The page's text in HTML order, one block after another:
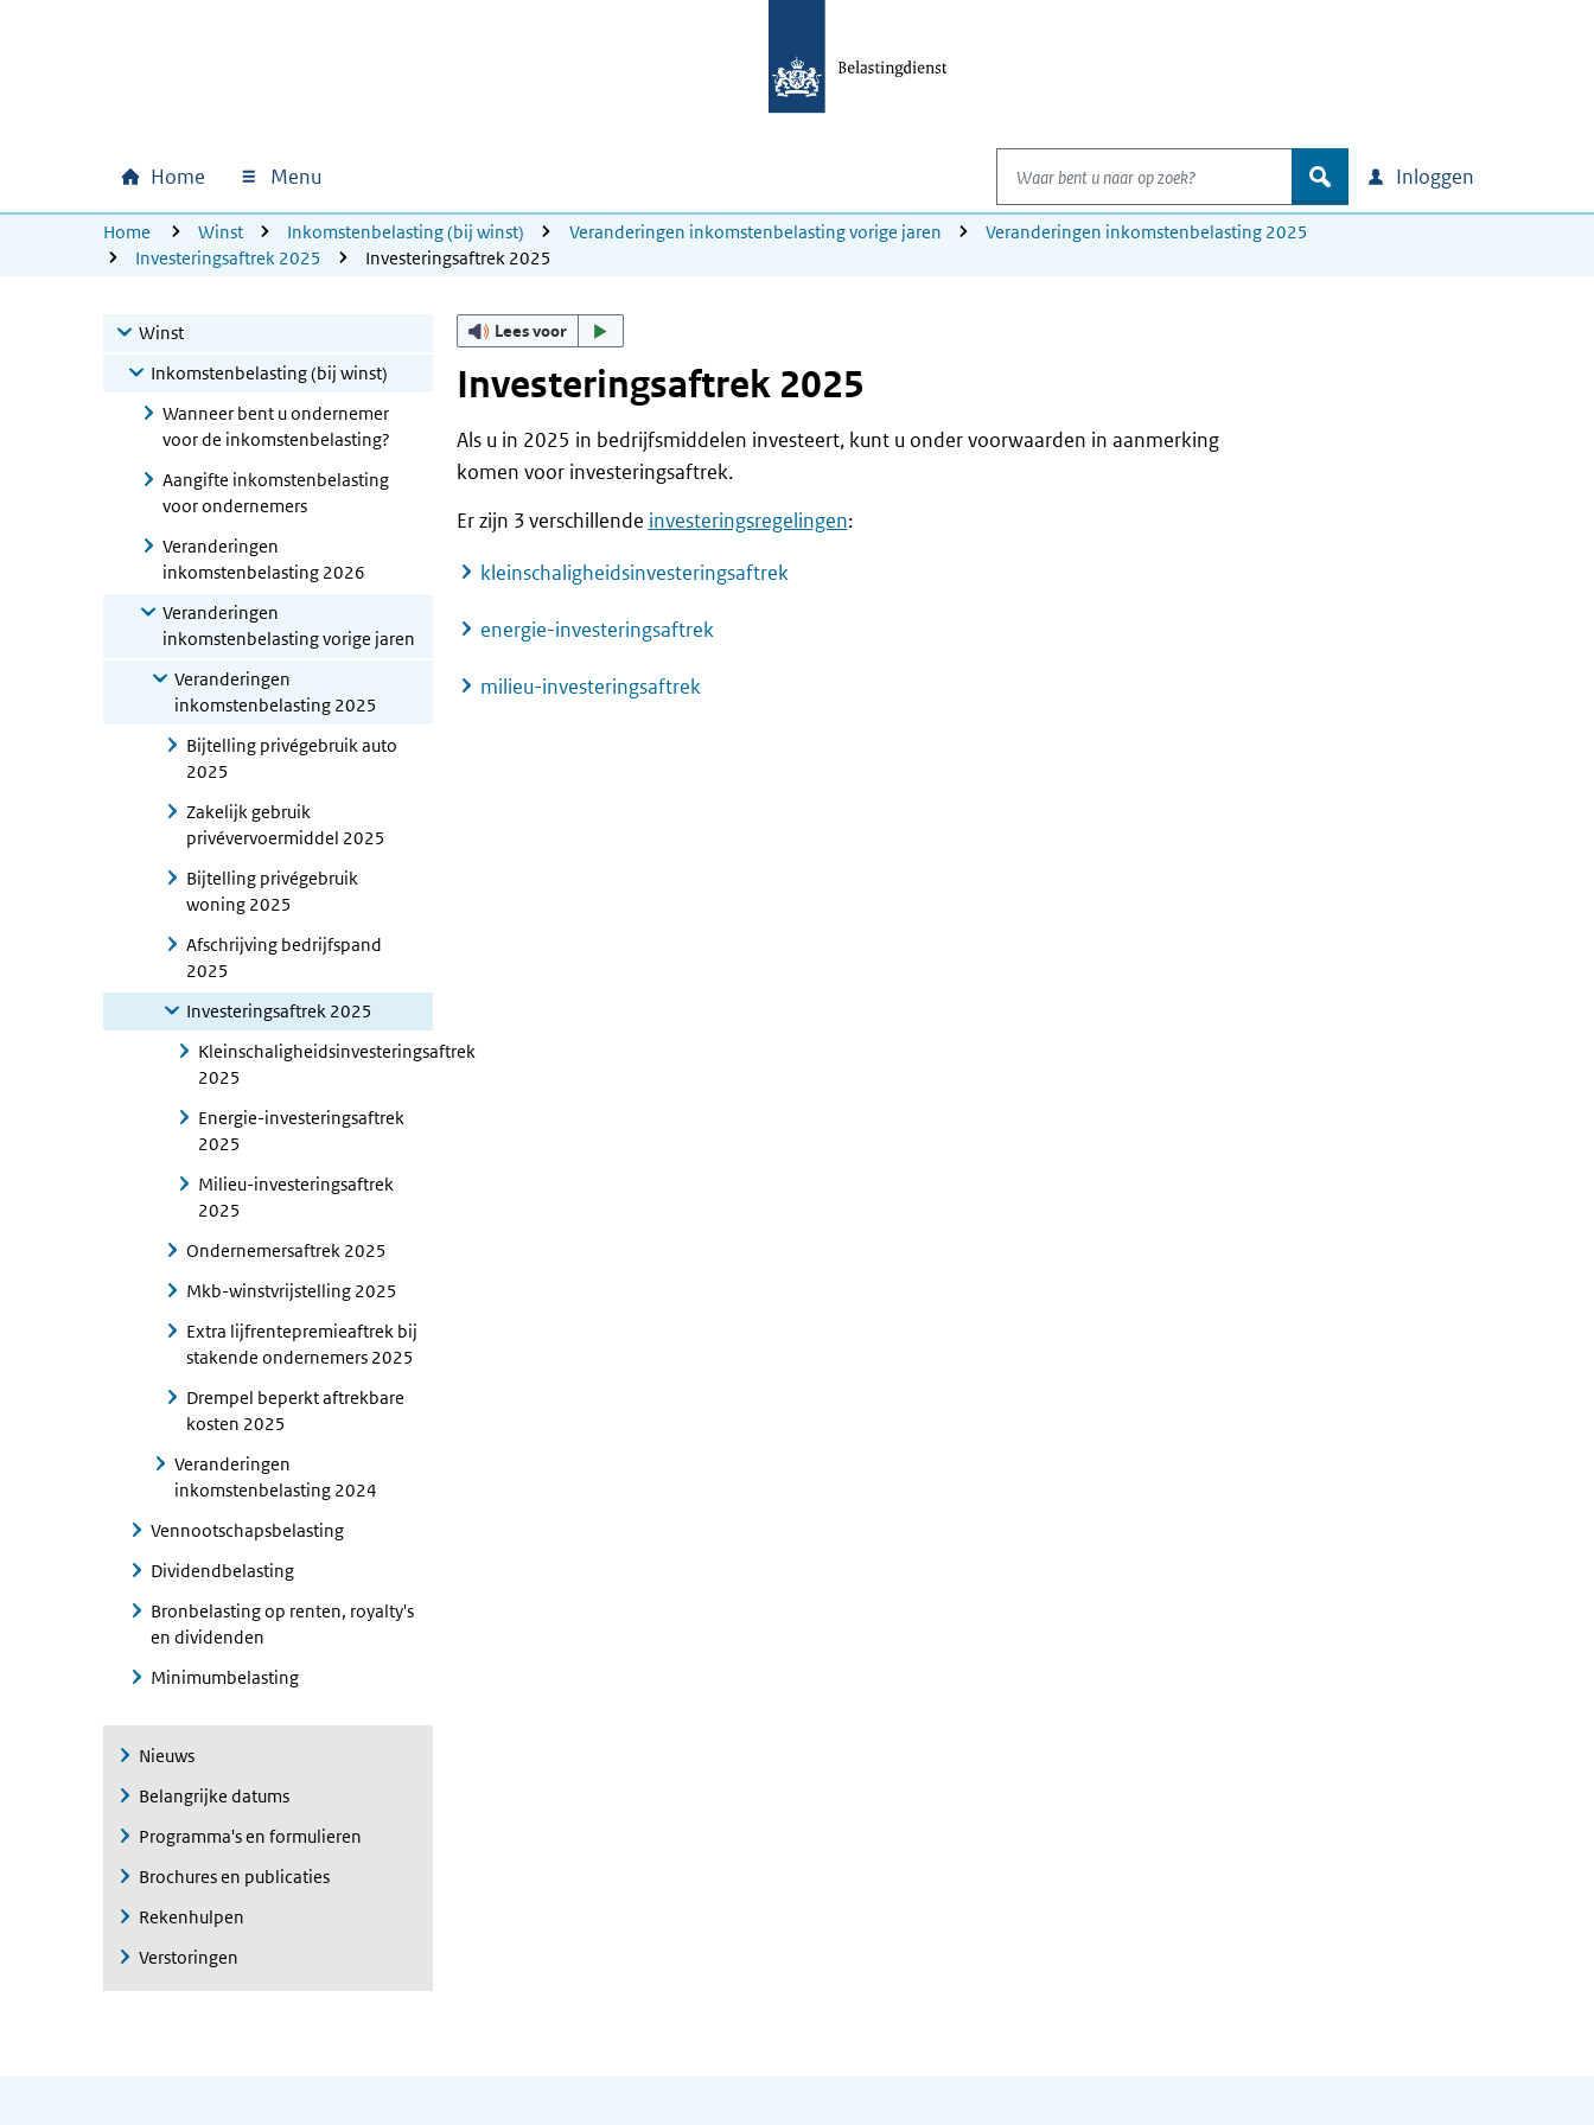
Hoofdnavigatie
Home Menu
Waar bent u naar op zoek?
zoek Inloggen
U bevindt zich hier:
Home Winst Inkomstenbelasting (bij winst) Veranderingen inkomstenbelasting vorige jaren
Veranderingen inkomstenbelasting 2025
Investeringsaftrek 2025
Investeringsaftrek 2025
Winst
Inkomstenbelasting (bij winst)
Wanneer bent u ondernemer
voor de inkomstenbelasting?
Aangifte inkomstenbelasting
voor ondernemers
Veranderingen
inkomstenbelasting 2026
Veranderingen
inkomstenbelasting vorige jaren
Veranderingen
inkomstenbelasting 2025
Bijtelling privégebruik auto
2025
Zakelijk gebruik
privévervoermiddel 2025
Bijtelling privégebruik
woning 2025
Afschrijving bedrijfspand
2025
Investeringsaftrek 2025
Kleinschaligheidsinvesteringsaftrek
2025
Energie-investeringsaftrek
2025
Milieu-investeringsaftrek
2025
Ondernemersaftrek 2025
Mkb-winstvrijstelling 2025
Extra lijfrentepremieaftrek bij
stakende ondernemers 2025
Drempel beperkt aftrekbare
kosten 2025
Veranderingen
inkomstenbelasting 2024
Vennootschapsbelasting
Dividendbelasting
Bronbelasting op renten, royalty's
en dividenden
Minimumbelasting
Nieuws
Belangrijke datums
Programma's en formulieren
Brochures en publicaties
Rekenhulpen
Verstoringen
Lees voor
Investeringsaftrek 2025
Als u in 2025 in bedrijfsmiddelen investeert, kunt u onder voorwaarden in aanmerking
komen voor investeringsaftrek.
Er zijn 3 verschillende investeringsregelingen:
kleinschaligheidsinvesteringsaftrek
energie-investeringsaftrek
milieu-investeringsaftrek